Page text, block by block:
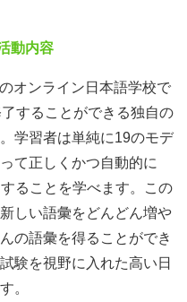
動内容
オンライン日本語学校で
することができる独自の
学習者は単純に19のモデ
て正しくかつ自動的に
ることを学べます。この
しい語彙をどんどん増や
の語彙を得ることができ
験を視野に入れた高い日
。